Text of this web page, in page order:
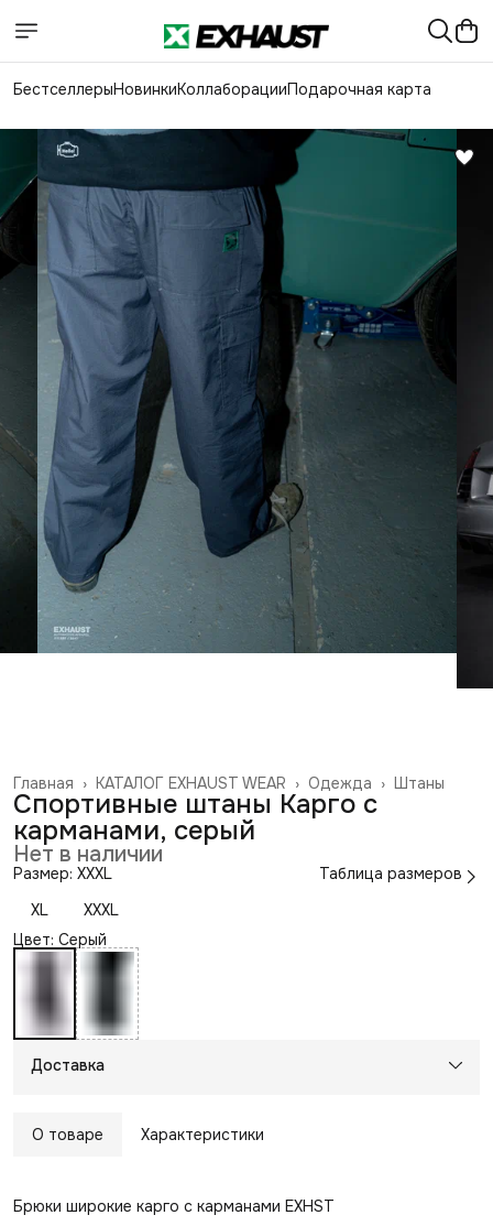
БестселлерыНовинкиКоллаборацииПодарочная карта
Штаны
Одежда ›
КАТАЛОГ EXHAUST WEAR ›
Главная ›
Спортивные штаны Карго с
карманами, серый
Нет в наличии
Размер: XXXL
Таблица размеров
XL
XXXL
Цвет: Серый
Доставка
О товаре Характеристики
Брюки широкие карго с карманами EXHST